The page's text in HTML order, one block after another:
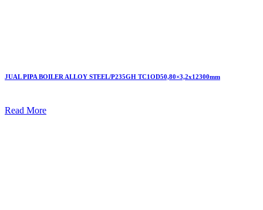
JUAL PIPA BOILER ALLOY STEEL/P235GH TC1OD50,80×3,2x12300mm
Read More